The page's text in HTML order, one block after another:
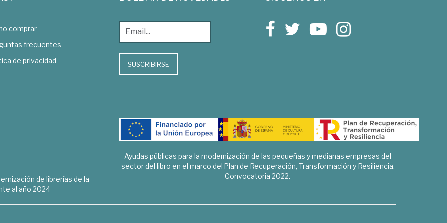
comprar
frecuentes
de privacidad
SUSCRIBIRSE
de librerías de la
al año 2024
Ayudas públicas para la modernización de las pequeñas y medianas empresas del
sector del libro en el marco del Plan de Recuperación, Transformación y Resiliencia.
Convocatoria 2022.